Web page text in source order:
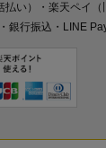
い）・楽天ペイ（
銀行振込・LINE